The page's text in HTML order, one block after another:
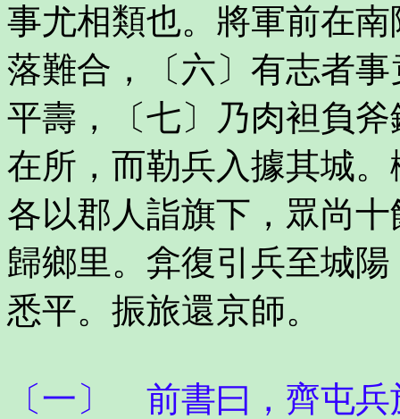
事尤相類也。將軍前在
落難合，〔六〕有志者
平壽，〔七〕乃肉袒負
在所，而勒兵入據其城
各以郡人詣旗下，眾尚
歸鄉里。弇復引兵至城
悉平。振旅還京師。
〔一〕 前書曰，齊屯